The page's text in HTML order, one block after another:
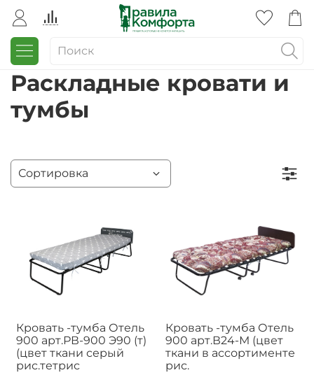
Раскладные кровати и
тумбы
Кровать -тумба Отель
900 арт.РВ-900 Э90 (т)
(цвет ткани серый
рис.тетрис
Кровать -тумба Отель
900 арт.В24-М (цвет
ткани в ассортименте
рис.